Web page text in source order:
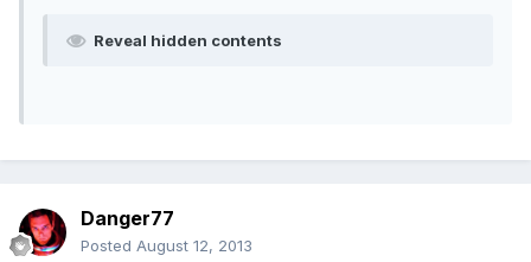
Reveal hidden contents
Danger77
Posted August 12, 2013